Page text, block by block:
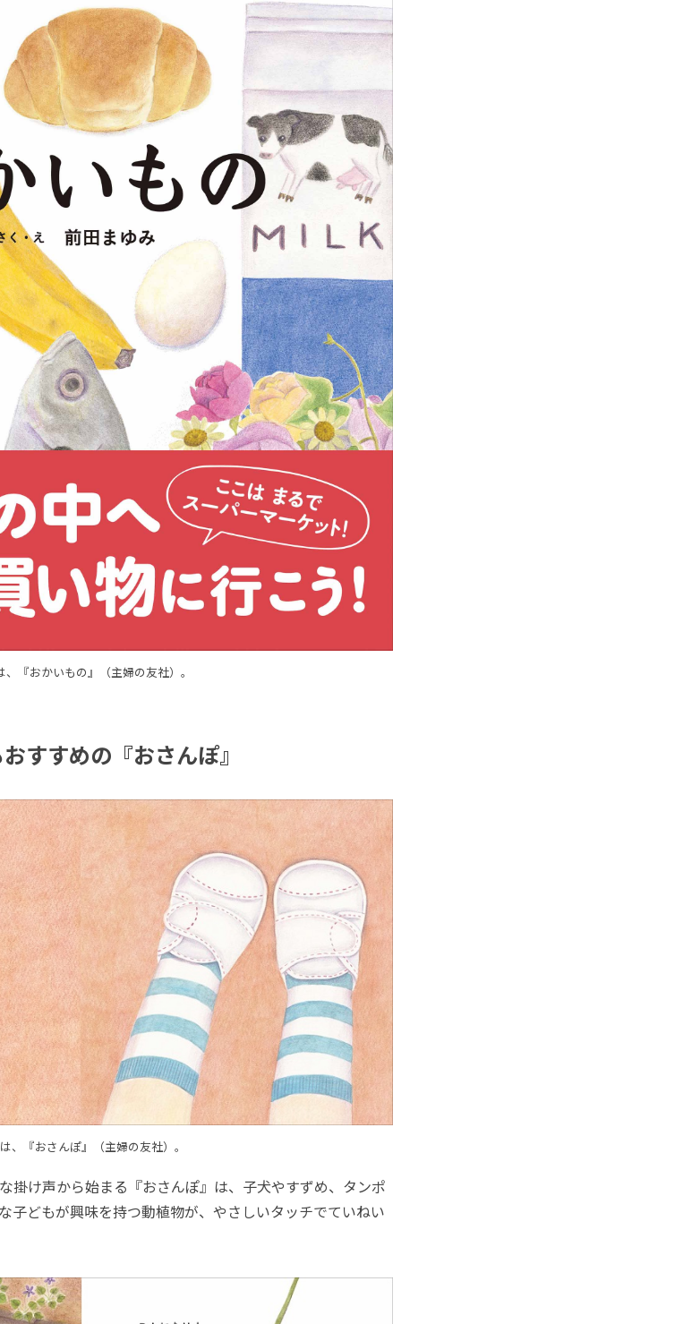
、『おかいもの』（主婦の友社）。
すすめの『おさんぽ』
、『おさんぽ』（主婦の友社）。
け声から始まる『おさんぽ』は、子犬やすずめ、タンポ
子どもが興味を持つ動植物が、やさしいタッチでていねい